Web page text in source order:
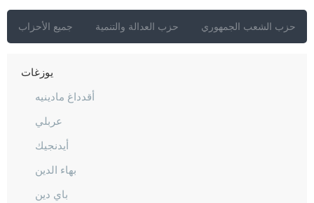
جميع الأحزاب حزب العدالة والتنمية حزب الشعب الجمهوري
يالوفا
يوزغات
أقدداغ مادينيه
عربلي
أيدنجيك
بهاء الدين
باي دين